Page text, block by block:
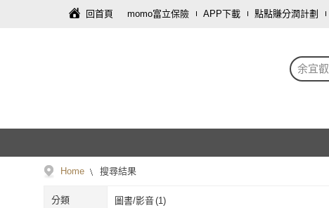
回首頁 momo富立保險 APP下載 點點賺分潤計劃
余宜叡
Home 搜尋結果
分類 圖書/影音(1)